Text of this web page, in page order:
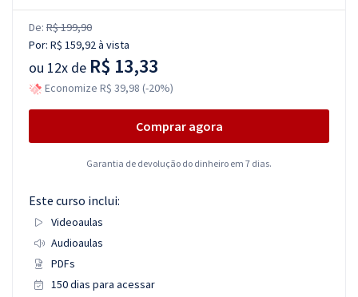
De: R$ 199,90
Por: R$ 159,92à vista
ou 12x de R$ 13,33
Economize R$ 39,98 (-20%)
Comprar agora
Garantia de devolução do dinheiro em 7 dias.
Este curso inclui:
Videoaulas
Audioaulas
PDFs
150 dias para acessar